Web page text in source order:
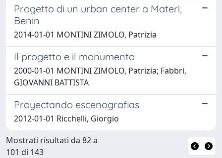
Progetto di un urban center a Materì,
Benin
2014-01-01 MONTINI ZIMOLO, Patrizia
Il progetto e il monumento
2000-01-01 MONTINI ZIMOLO, Patrizia; Fabbri,
GIOVANNI BATTISTA
Proyectando escenografias
2012-01-01 Ricchelli, Giorgio
Mostrati risultati da 82 a
101 di 143